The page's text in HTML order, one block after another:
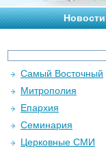
Новости
Самый Восточный
Митрополия
Епархия
Семинария
Церковные СМИ